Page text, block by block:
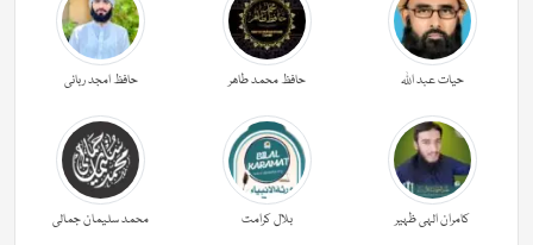
حیات عبد اللہ حافظ محمد طاھر حافظ امجد ربانی
کامران الہی ظہیر بلال کرامت محمد سلیمان جمالی